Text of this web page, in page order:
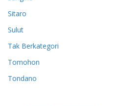
Sitaro
Sulut
Tak Berkategori
Tomohon
Tondano